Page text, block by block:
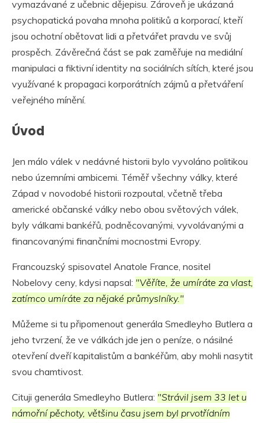
vymazávané z učebnic dějepisu. Zároveň je ukázaná
psychopatická povaha mnoha politiků a korporací, kteří
jsou ochotní obětovat lidi a přetvářet pravdu ve svůj
prospěch. Závěrečná část se pak zaměřuje na mediální
manipulaci a fiktivní identity na sociálních sítích, které jsou
využívané k propagaci korporátních zájmů a přetváření
veřejného mínění.
Úvod
Jen málo válek v nedávné historii bylo vyvoláno politikou
nebo územními ambicemi. Téměř všechny války, které
Západ v novodobé historii rozpoutal, včetně třeba
americké občanské války nebo obou světových válek,
byly válkami bankéřů, podněcovanými, vyvolávanými a
financovanými finančními mocnostmi Evropy.
Francouzský spisovatel Anatole France, nositel
Nobelovy ceny, kdysi napsal: "Věříte, že umíráte za vlast,
zatímco umíráte za nějaké průmyslníky."
Můžeme si tu připomenout generála Smedleyho Butlera a
jeho tvrzení, že ve válkách jde jen o peníze, o násilné
otevření dveří kapitalistům a bankéřům, aby mohli nasytit
svou chamtivost.
Cituji generála Smedleyho Butlera: "Strávil jsem 33 let u
námořní pěchoty, většinu času jsem byl prvotřídním